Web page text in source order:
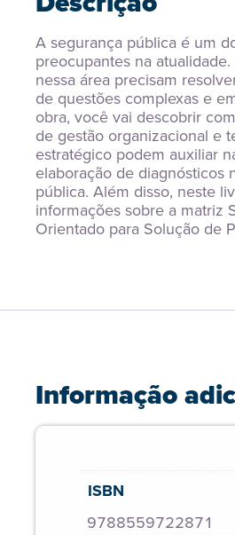
A segurança pública é um
preocupantes na
nessa área precisam
de questões complexas e
obra, você vai descobrir
de gestão organizacional e
estratégico podem auxiliar
elaboração de diagnósticos
pública. Além disso, neste
informações sobre a matriz
Orientado para Solução de
Informação
ISBN
9788559722871